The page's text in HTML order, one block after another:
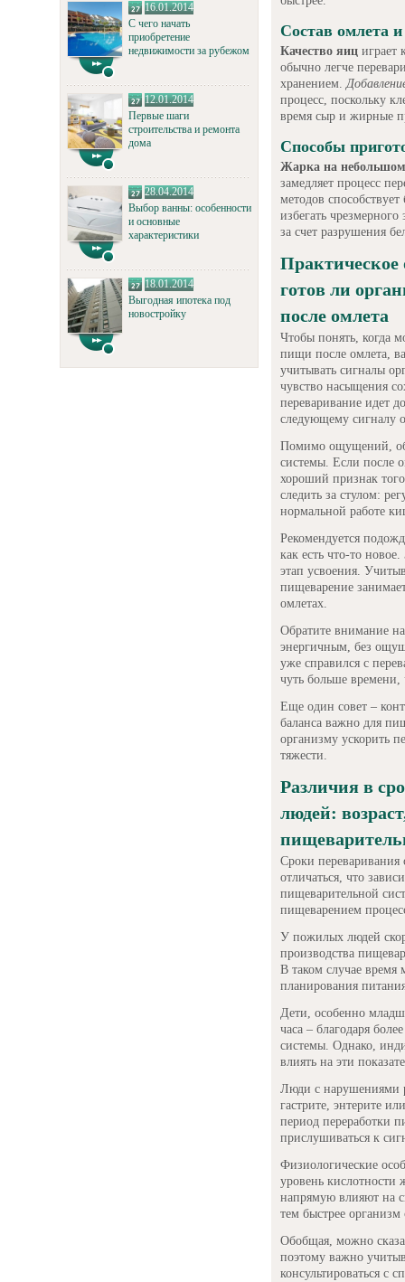
16.01.2014
С чего начать
приобретение
недвижимости за рубежом
12.01.2014
Первые шаги
строительства и ремонта
дома
28.04.2014
Выбор ванны: особенности
и основные
характеристики
18.01.2014
Выгодная ипотека под
новостройку
Состав омлета
Качество яиц играет
обычно легче
хранением.
процесс, поскольку
время сыр и жирные
Способы
Жарка на небольшом
замедляет процесс
методов
избегать
за счет разрушения
Практическое
готов ли
после омлета
Чтобы понять, когда
пищи после омлета,
учитывать сигналы
чувство насыщения
переваривание идет
следующему сигналу
Помимо ощущений,
системы. Если после
хороший признак
следить за стулом:
нормальной работе
Рекомендуется
как есть что-то
этап усвоения.
пищеварение
омлетах.
Обратите внимание
энергичным, без
уже справился с
чуть больше
Еще один совет –
баланса важно для
организму ускорить
тяжести.
Различия в
людей:
Сроки переваривания
отличаться, что
пищеварительной
пищеварением
У пожилых людей
производства
В таком случае время
планирования
Дети, особенно
часа – благодаря
системы. Однако,
влиять на эти
Люди с нарушениями
гастрите, энтерите
период переработки
прислушиваться к
Физиологические
уровень кислотности
напрямую влияют на
тем быстрее организм
Обобщая, можно
поэтому важно
консультироваться с